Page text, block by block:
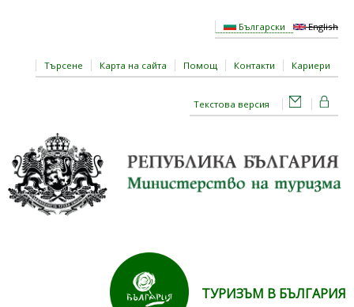
Български English
Търсене Карта на сайта Помощ Контакти Кариери
Текстова версия
ТУРИЗЪМ В БЪЛГАРИЯ